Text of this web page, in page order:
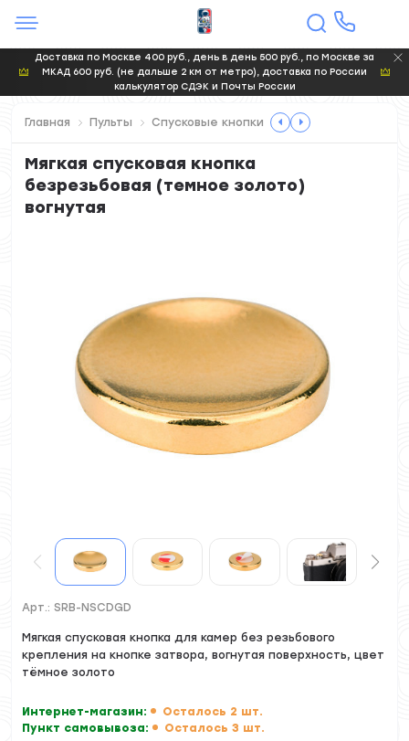
Доставка по Москве 400 руб., день в день 500 руб., по Москве за
МКАД 600 руб. (не дальше 2 км от метро), доставка по России
калькулятор СДЭК и Почты России
Главная Пульты Спусковые кнопки
Мягкая спусковая кнопка
безрезьбовая (темное золото)
вогнутая
Арт.: SRB-NSCDGD
Мягкая спусковая кнопка для камер без резьбового
крепления на кнопке затвора, вогнутая поверхность, цвет
тёмное золото
Интернет-магазин:
Осталось 2 шт.
Пункт самовывоза:
Осталось 3 шт.